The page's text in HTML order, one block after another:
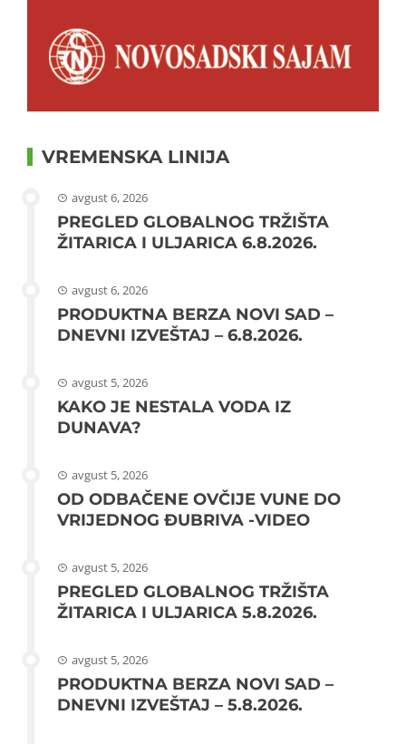
VREMENSKA LINIJA
avgust 6, 2026
PREGLED GLOBALNOG TRŽIŠTA
ŽITARICA I ULJARICA 6.8.2026.
avgust 6, 2026
PRODUKTNA BERZA NOVI SAD –
DNEVNI IZVEŠTAJ – 6.8.2026.
avgust 5, 2026
KAKO JE NESTALA VODA IZ
DUNAVA?
avgust 5, 2026
OD ODBAČENE OVČIJE VUNE DO
VRIJEDNOG ĐUBRIVA -VIDEO
avgust 5, 2026
PREGLED GLOBALNOG TRŽIŠTA
ŽITARICA I ULJARICA 5.8.2026.
avgust 5, 2026
PRODUKTNA BERZA NOVI SAD –
DNEVNI IZVEŠTAJ – 5.8.2026.